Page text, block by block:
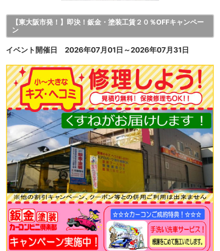
【東大阪市発！】即決！鈑金・塗装工賃２０％OFFキャンペー
ン
イベント開催日 2026年07月01日～2026年07月31日